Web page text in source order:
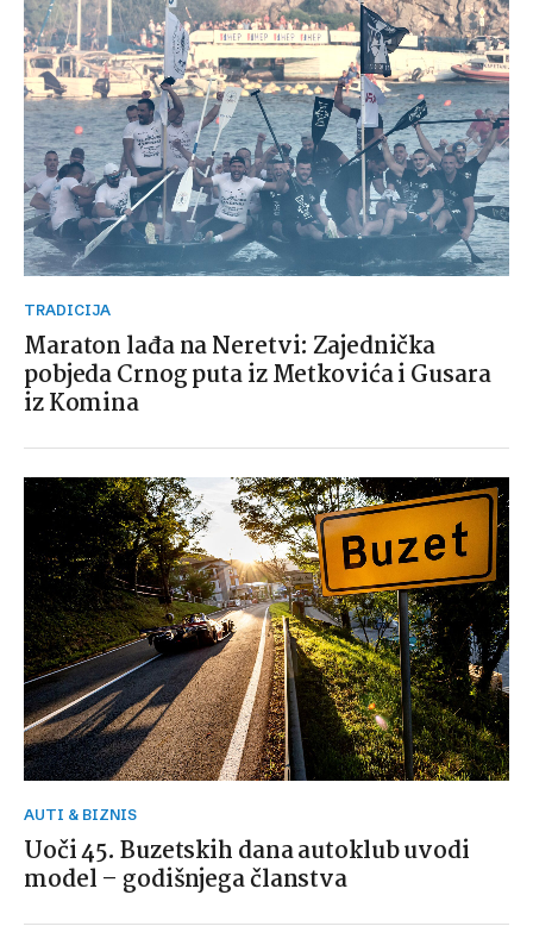
TRADICIJA
Maraton lađa na Neretvi: Zajednička
pobjeda Crnog puta iz Metkovića i Gusara
iz Komina
AUTI & BIZNIS
Uoči 45. Buzetskih dana autoklub uvodi
model – godišnjega članstva